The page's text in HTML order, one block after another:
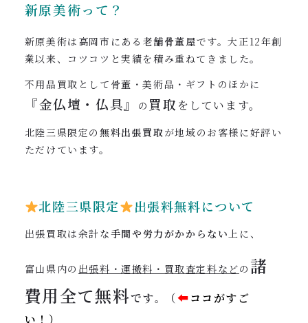
新原美術って？
新原美術は高岡市にある 老舗骨董屋です。大正12年創
業以来、コツコツと実績を積み重ねてきました。
不用品買取として骨董・美術品・ギフトのほかに
『金仏壇・仏具』 の 買取 をしています。
北陸三県限定の無料出張買取が地域のお客様に好評い
ただけています。
北陸三県限定 出張料無料について
出張買取は余計な手間や労力がかからない上に、
富山県内の 出張料・運搬料・買取査定料などの 諸
費用全て無料です。 （⬅︎ココがすご
い！）